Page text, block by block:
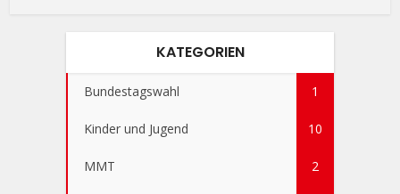
KATEGORIEN
Bundestagswahl 1
Kinder und Jugend 10
MMT 2